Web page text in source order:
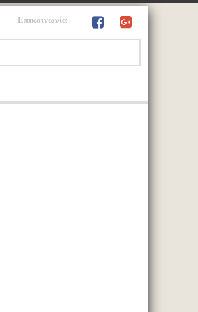
Επικοινωνία